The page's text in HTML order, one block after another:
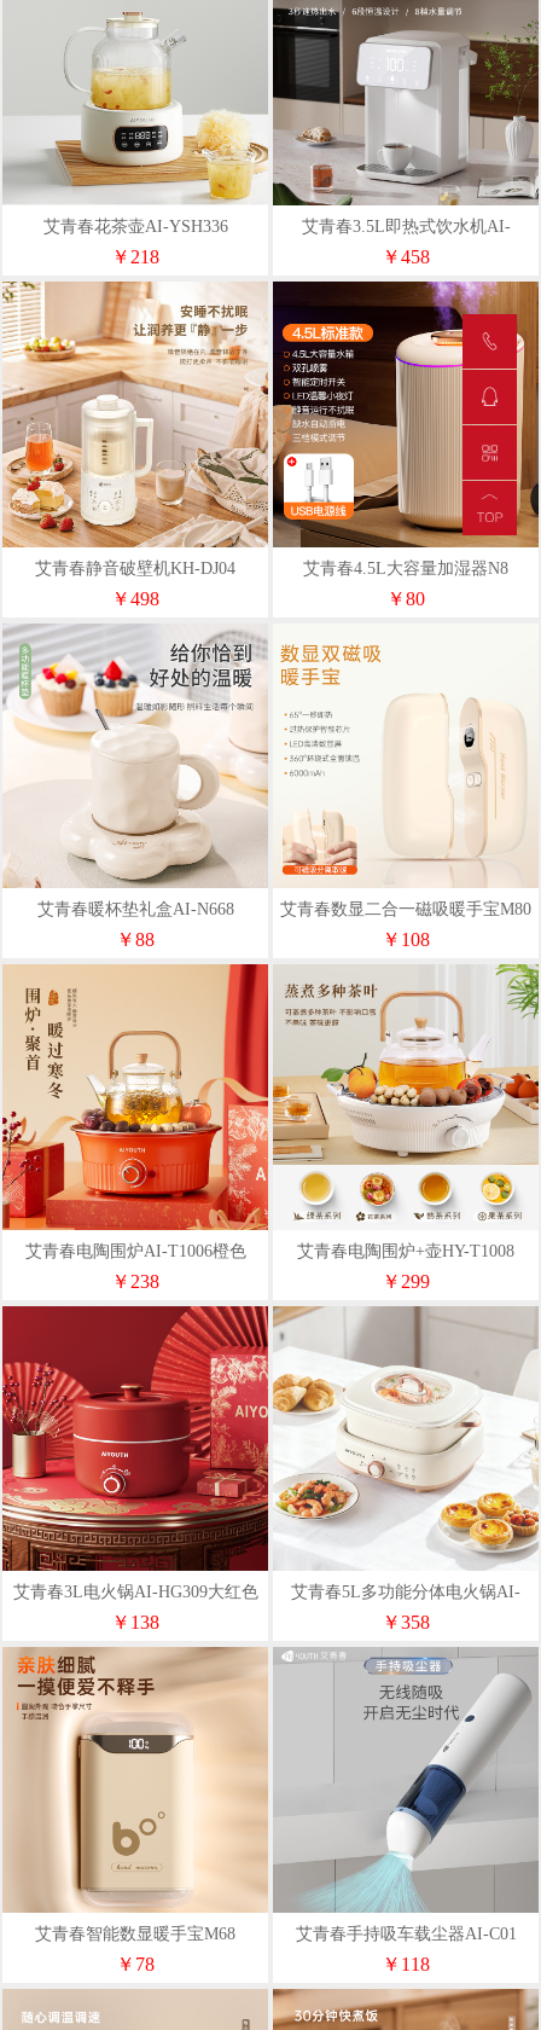
艾青春花茶壶AI-YSH336
￥218
艾青春3.5L即热式饮水机AI-
SH353
￥458
艾青春静音破壁机KH-DJ04
￥498
艾青春4.5L大容量加湿器N8
￥80
艾青春暖杯垫礼盒AI-N668
￥88
艾青春数显二合一磁吸暖手宝M80
￥108
艾青春电陶围炉AI-T1006橙色
￥238
艾青春电陶围炉+壶HY-T1008
￥299
艾青春3L电火锅AI-HG309大红色
￥138
艾青春5L多功能分体电火锅AI-
HG666
￥358
艾青春智能数显暖手宝M68
￥78
艾青春手持吸车载尘器AI-C01
￥118